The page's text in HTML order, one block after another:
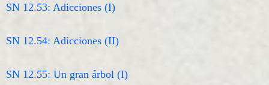
SN 12.53: Adicciones (I)
SN 12.54: Adicciones (II)
SN 12.55: Un gran árbol (I)